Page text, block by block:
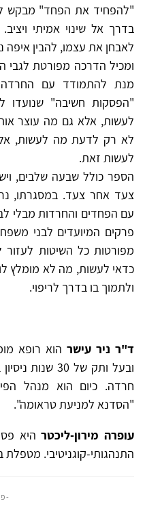
"להפחיד את הפחד" מבקש
בדרך אל שינוי אמיתי
לאבחן את עצמו, להבין איפה
ומכיל הדרכה מפורטת לגבי
מנת להתמודד עם
"הפסקות חשיבה" שנועדו
לעשות, אלא גם מה עוצר
לא רק לדעת מה לעשות,
לעשות זאת.
הספר כולל שבעה שלבים,
צעד אחר צעד. במסגרתו,
עם הפחדים והחרדות מבלי
פרקים המיועדים לבני
מפורטות כל השיטות
כדאי לעשות, מה לא מומלץ
ולתמוך בו בדרך לריפוי.
ד"ר ניר עישר הוא רופא
ובעל ותק של 30
חרדה. כיום הוא מנהל
"הסדנא למניעת טראומה".
עופרה מירון-ליכטרהיא
התנהגותי-קוגניטיבי. מטפלת
-